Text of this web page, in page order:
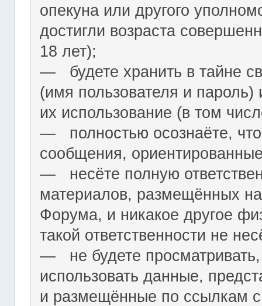
опекуна или другого
достигли возраста
18 лет);
― будете хранить в тайне
(имя пользователя и пароль)
их использование (в том
― полностью осознаёте,
сообщения,
― несёте полную
материалов, размещённых
Форума, и никакое другое
такой ответственности не
― не будете
использовать данные,
и размещённые по ссылкам